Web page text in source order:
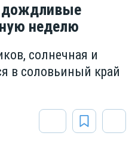
неделю
солнечная и
в соловьиный край